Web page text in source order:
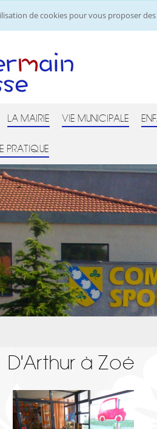
de cookies pour vous proposer
LA MAIRIE VIE MUNICIPALE
PRATIQUE
D'Arthur à Zoé